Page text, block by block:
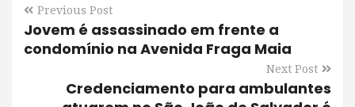
Previous Post
Jovem é assassinado em frente a
condomínio na Avenida Fraga Maia
Next Post
Credenciamento para ambulantes